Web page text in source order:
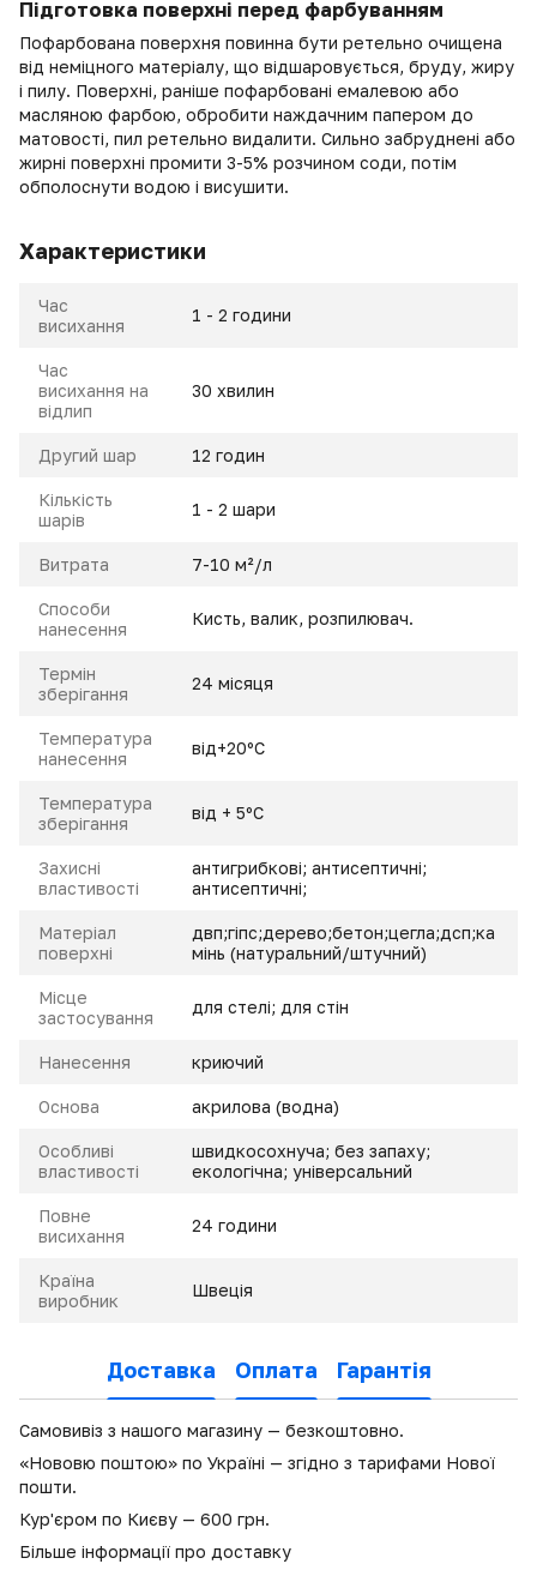
Підготовка поверхні перед фарбуванням
Пофарбована поверхня повинна бути ретельно очищена
від неміцного матеріалу, що відшаровується, бруду, жиру
і пилу. Поверхні, раніше пофарбовані емалевою або
масляною фарбою, обробити наждачним папером до
матовості, пил ретельно видалити. Сильно забруднені або
жирні поверхні промити 3-5% розчином соди, потім
обполоснути водою і висушити.
Характеристики
Час
висихання
1 - 2 години
Час
висихання на
відлип
30 хвилин
Другий шар 12 годин
Кількість
шарів
1 - 2 шари
Витрата 7-10 м²/л
Способи
нанесення
Кисть, валик, розпилювач.
Термін
зберігання
24 місяця
Температура
нанесення
від+20ºС
Температура
зберігання
від + 5ºС
Захисні
властивості
антигрибкові; антисептичні;
антисептичні;
Матеріал
поверхні
двп;гіпс;дерево;бетон;цегла;дсп;ка
мінь (натуральний/штучний)
Місце
застосування
для стелі; для стін
Нанесення криючий
Основа акрилова (водна)
Особливі
властивості
швидкосохнуча; без запаху;
екологічна; універсальний
Повне
висихання
24 години
Країна
виробник
Швеція
Доставка Оплата Гарантія
Самовивіз з нашого магазину — безкоштовно.
«Нововю поштою» по Україні — згідно з тарифами Нової
пошти.
Кур'єром по Києву — 600 грн.
Більше інформації про доставку